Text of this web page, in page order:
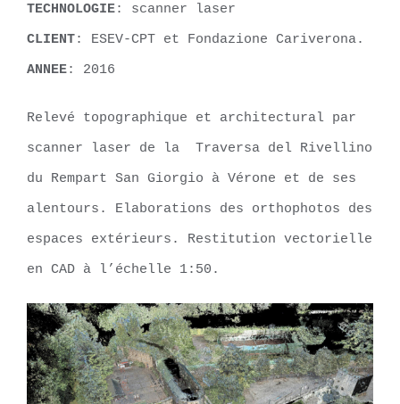
TECHNOLOGIE: scanner laser
CLIENT: ESEV-CPT et Fondazione Cariverona.
ANNEE: 2016
Relevé topographique et architectural par
scanner laser de la Traversa del Rivellino
du Rempart San Giorgio à Vérone et de ses
alentours. Elaborations des orthophotos des
espaces extérieurs. Restitution vectorielle
en CAD à l’échelle 1:50.